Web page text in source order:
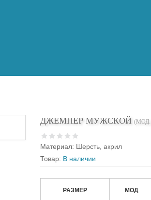
ДЖЕМПЕР МУЖСКОЙ (МОД:
Материал: Шерсть, акрил
Товар: В наличии
РАЗМЕР МОД